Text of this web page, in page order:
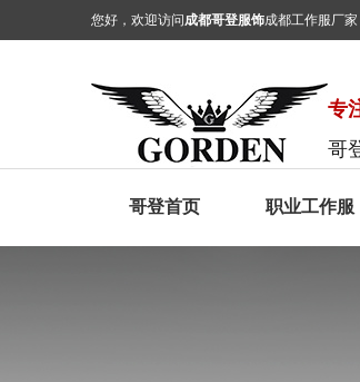
您好，欢迎访问成都哥登服饰成都工作服厂家
专
哥
哥登首页 职业工作服